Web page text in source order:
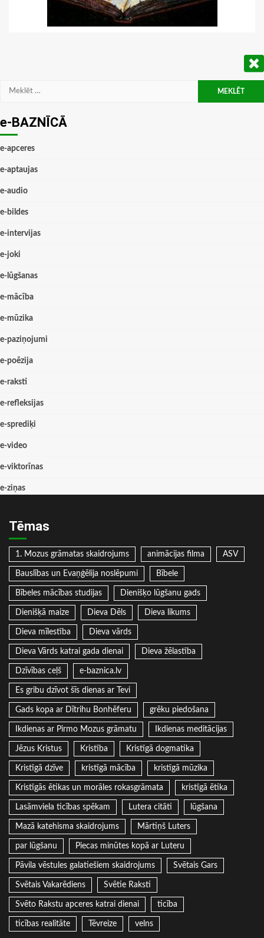
Meklēt:
e-BAZNĪCĀ
e-apceres
e-aptaujas
e-audio
e-bildes
e-intervijas
e-joki
e-lūgšanas
e-mācība
e-mūzika
e-paziņojumi
e-poēzija
e-raksti
e-refleksijas
e-sprediķi
e-video
e-viktorīnas
e-ziņas
Tēmas
1. Mozus grāmatas skaidrojums animācijas filma ASV
Bauslības un Evaņģēlija noslēpumi Bībele
Bībeles mācības studijas Dienišķo lūgšanu gads
Dienišķā maize Dieva Dēls Dieva likums
Dieva mīlestība Dieva vārds
Dieva Vārds katrai gada dienai Dieva žēlastība
Dzīvības ceļš e-baznica.lv
Es gribu dzīvot šīs dienas ar Tevi
Gads kopa ar Dītrihu Bonhēferu grēku piedošana
Ikdienas ar Pirmo Mozus grāmatu Ikdienas meditācijas
Jēzus Kristus Kristība Kristīgā dogmatika
Kristīgā dzīve kristīgā mācība kristīgā mūzika
Kristīgās ētikas un morāles rokasgrāmata kristīgā ētika
Lasāmviela ticības spēkam Lutera citāti lūgšana
Mazā katehisma skaidrojums Mārtiņš Luters
par lūgšanu Piecas minūtes kopā ar Luteru
Pāvila vēstules galatiešiem skaidrojums Svētais Gars
Svētais Vakarēdiens Svētie Raksti
Svēto Rakstu apceres katrai dienai ticība
ticības realitāte Tēvreize velns